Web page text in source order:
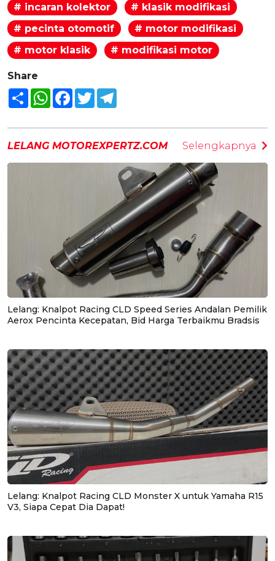
# incaran kolektor
# klasik modifikasi
# pecinta otomotif
# motor modifikasi
# motor klasik
# modifikasi motor
Share
Share WhatsAppFacebook
Twitter
LELANG MOTOREXPERTZ.COM Selengkapnya
Lelang: Knalpot Racing CLD Speed Series Andalan Pemilik
Aerox Pencinta Kecepatan, Bid Harga Terbaikmu Bradsis
Lelang: Knalpot Racing CLD Monster X untuk Yamaha R15
V3, Siapa Cepat Dia Dapat!